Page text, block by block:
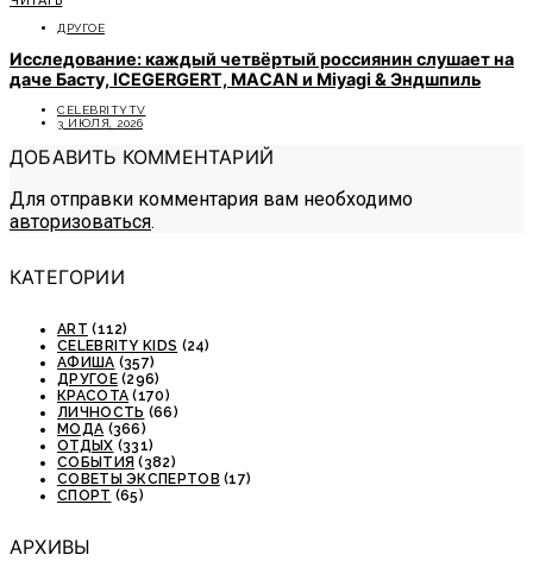
ДРУГОЕ
Исследование: каждый четвёртый россиянин слушает на
даче Басту, ICEGERGERT, MACAN и Miyagi & Эндшпиль
CELEBRITYTV
3 ИЮЛЯ, 2026
ДОБАВИТЬ КОММЕНТАРИЙ
Для отправки комментария вам необходимо
авторизоваться.
КАТЕГОРИИ
ART (112)
CELEBRITY KIDS (24)
АФИША (357)
ДРУГОЕ(296)
КРАСОТА (170)
ЛИЧНОСТЬ (66)
МОДА (366)
ОТДЫХ (331)
СОБЫТИЯ (382)
СОВЕТЫ ЭКСПЕРТОВ (17)
СПОРТ (65)
АРХИВЫ